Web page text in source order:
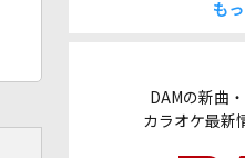
も
DAMの新曲
カラオケ最新